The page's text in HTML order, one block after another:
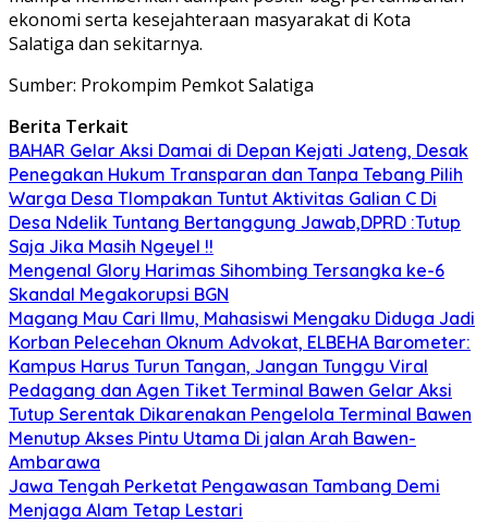
ekonomi serta kesejahteraan masyarakat di Kota
Salatiga dan sekitarnya.
Sumber: Prokompim Pemkot Salatiga
Berita Terkait
BAHAR Gelar Aksi Damai di Depan Kejati Jateng, Desak
Penegakan Hukum Transparan dan Tanpa Tebang Pilih
Warga Desa Tlompakan Tuntut Aktivitas Galian C Di
Desa Ndelik Tuntang Bertanggung Jawab,DPRD :Tutup
Saja Jika Masih Ngeyel !!
Mengenal Glory Harimas Sihombing Tersangka ke-6
Skandal Megakorupsi BGN
Magang Mau Cari Ilmu, Mahasiswi Mengaku Diduga Jadi
Korban Pelecehan Oknum Advokat, ELBEHA Barometer:
Kampus Harus Turun Tangan, Jangan Tunggu Viral
Pedagang dan Agen Tiket Terminal Bawen Gelar Aksi
Tutup Serentak Dikarenakan Pengelola Terminal Bawen
Menutup Akses Pintu Utama Di jalan Arah Bawen-
Ambarawa
Jawa Tengah Perketat Pengawasan Tambang Demi
Menjaga Alam Tetap Lestari